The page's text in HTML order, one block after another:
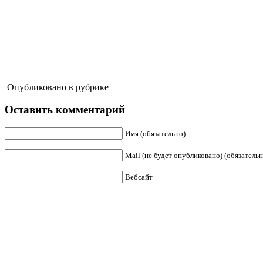
Опубликовано в рубрике
Оставить комментарий
Имя (обязательно)
Mail (не будет опубликовано)
Вебсайт